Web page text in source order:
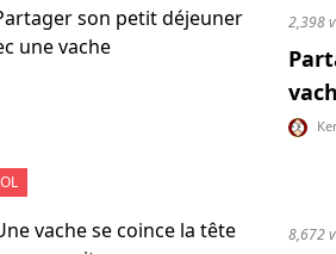
2,398
8,672